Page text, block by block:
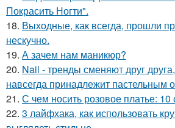
Покрасить Ногти".
18. Выходные, как всегда, прошли
нескучно.
19. А зачем нам маникюр?
20. Nail - тренды сменяют друг
навсегда принадлежит пастельным
21. С чем носить розовое платье: 10
22. 3 лайфхака, как использовать